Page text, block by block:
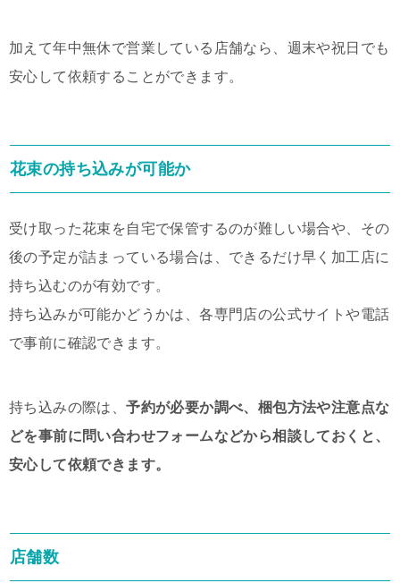
加えて年中無休で営業している店舗なら、週末や祝日でも
安心して依頼することができます。
花束の持ち込みが可能か
受け取った花束を自宅で保管するのが難しい場合や、その
後の予定が詰まっている場合は、できるだけ早く加工店に
持ち込むのが有効です。
持ち込みが可能かどうかは、各専門店の公式サイトや電話
で事前に確認できます。
持ち込みの際は、予約が必要か調べ、梱包方法や注意点な
どを事前に問い合わせフォームなどから相談しておくと、
安心して依頼できます。
店舗数